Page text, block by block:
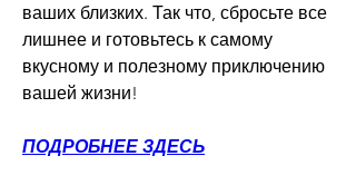
ваших близких. Так что, сбросьте все
лишнее и готовьтесь к самому
вкусному и полезному приключению
вашей жизни!
ПОДРОБНЕЕ ЗДЕСЬ